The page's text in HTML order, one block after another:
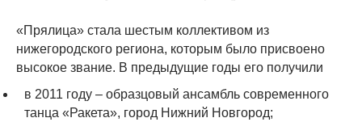
«Прялица» стала шестым коллективом из
нижегородского региона, которым было присвоено
высокое звание. В предыдущие годы его получили
в 2011 году – образцовый ансамбль современного
танца «Ракета», город Нижний Новгород;